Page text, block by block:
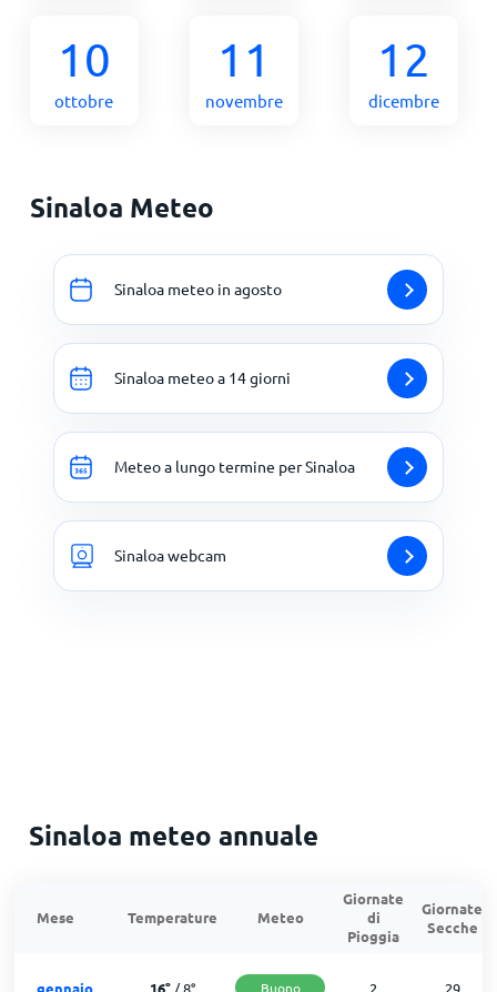
10
ottobre
11
novembre
12
dicembre
Sinaloa Meteo
Sinaloa meteo in agosto
Sinaloa meteo a 14 giorni
Meteo a lungo termine per Sinaloa
Sinaloa webcam
Sinaloa meteo annuale
Mese Temperature Meteo
Giornate
di
Pioggia
Giornate
Secche
gennaio 16° /8° Buono 2 29